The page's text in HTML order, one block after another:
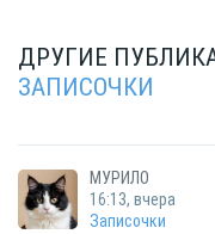
ДРУГИЕ
ЗАПИСОЧКИ
МУРИЛО
16:13, вчера
Записочки